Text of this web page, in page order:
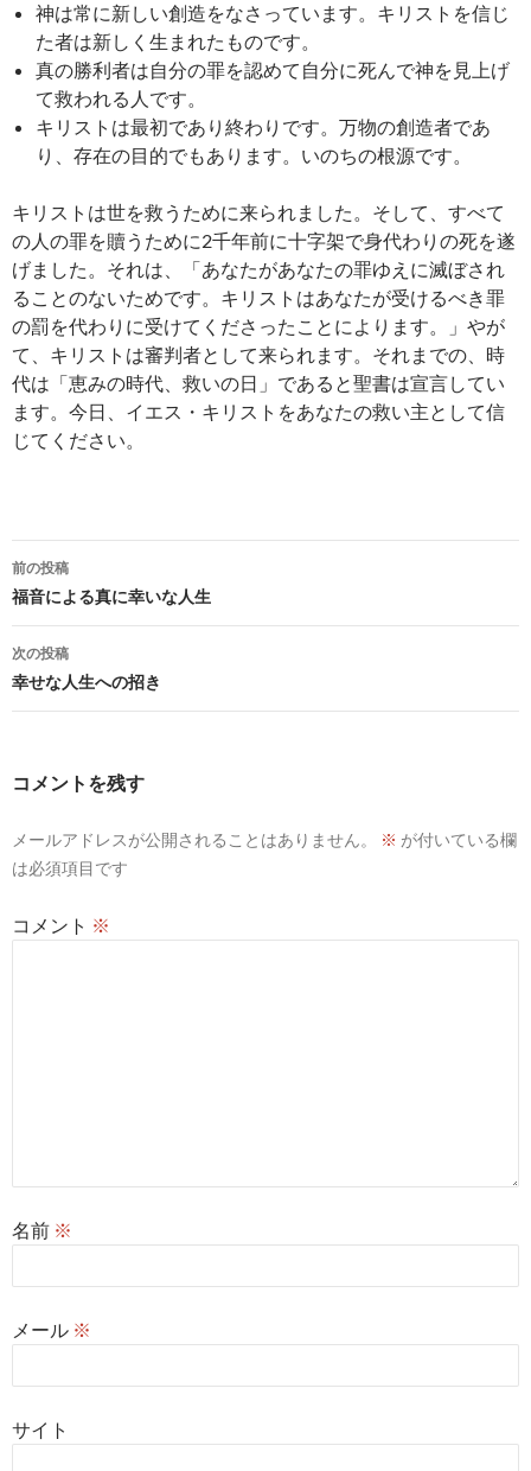
神は常に新しい創造をなさっています。キリストを信じ
た者は新しく生まれたものです。
真の勝利者は自分の罪を認めて自分に死んで神を見上げ
て救われる人です。
キリストは最初であり終わりです。万物の創造者であ
り、存在の目的でもあります。いのちの根源です。
キリストは世を救うために来られました。そして、すべて
の人の罪を贖うために2千年前に十字架で身代わりの死を遂
げました。それは、「あなたがあなたの罪ゆえに滅ぼされ
ることのないためです。キリストはあなたが受けるべき罪
の罰を代わりに受けてくださったことによります。」やが
て、キリストは審判者として来られます。それまでの、時
代は「恵みの時代、救いの日」であると聖書は宣言してい
ます。今日、イエス・キリストをあなたの救い主として信
じてください。
投
稿
ナ
ビ
ゲ
ョ
前の投稿
福音による真に幸いな人生
次の投稿
幸せな人生への招き
コメントを残す
メールアドレスが公開されることはありません。 ※ が付いている欄
は必須項目です
コメント ※
名前 ※
メール ※
サイト